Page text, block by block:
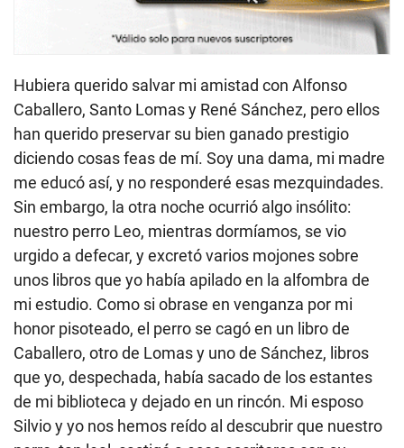
Hubiera querido salvar mi amistad con Alfonso
Caballero, Santo Lomas y René Sánchez, pero ellos
han querido preservar su bien ganado prestigio
diciendo cosas feas de mí. Soy una dama, mi madre
me educó así, y no responderé esas mezquindades.
Sin embargo, la otra noche ocurrió algo insólito:
nuestro perro Leo, mientras dormíamos, se vio
urgido a defecar, y excretó varios mojones sobre
unos libros que yo había apilado en la alfombra de
mi estudio. Como si obrase en venganza por mi
honor pisoteado, el perro se cagó en un libro de
Caballero, otro de Lomas y uno de Sánchez, libros
que yo, despechada, había sacado de los estantes
de mi biblioteca y dejado en un rincón. Mi esposo
Silvio y yo nos hemos reído al descubrir que nuestro